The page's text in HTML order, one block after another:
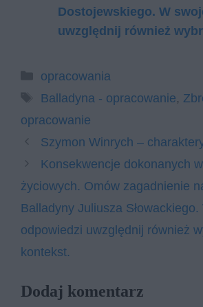
Dostojewskiego. W
uwzględnij również
Kategorie
opracowania
Tagi
Balladyna - opracowanie,
opracowanie
Szymon Winrych –
Konsekwencje dokonanych
życiowych. Omów zagadnienie
Balladyny Juliusza Słowackiego.
odpowiedzi uwzględnij również
kontekst.
Dodaj komentarz